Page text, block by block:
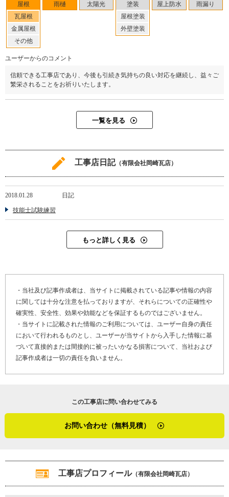
屋根
瓦屋根
金属屋根
その他
雨樋 太陽光
塗装
屋根塗装
外壁塗装
屋上防水 雨漏り
ユーザーからのコメント
信頼できる工事店であり、今後も引続き気持ちの良い対応を継続し、益々ご
繁栄されることをお祈りいたします。
一覧を見る
工事店日記（有限会社岡崎瓦店）
2018.01.28 日記
技能士試験練習
もっと詳しく見る
・当社及び記事作成者は、当サイトに掲載されている記事や情報の内容
に関しては十分な注意を払っておりますが、それらについての正確性や
確実性、安全性、効果や効能などを保証するものではございません。
・当サイトに記載された情報のご利用については、ユーザー自身の責任
において行われるものとし、ユーザーが当サイトから入手した情報に基
づいて直接的または間接的に被ったいかなる損害について、当社および
記事作成者は一切の責任を負いません。
この工事店に問い合わせてみる
お問い合わせ（無料見積）
工事店プロフィール（有限会社岡崎瓦店）